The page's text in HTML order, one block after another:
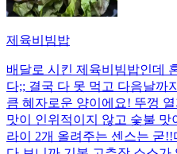
제육비빔밥
배달로 시킨 제육비빔밥인데
다;; 결국 다 못 먹고 다음날까
큼 혜자로운 양이에요! 뚜껑
맛이 인위적이지 않고 숯불
라이 2개 올려주는 센스는 굳